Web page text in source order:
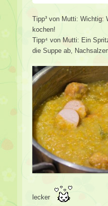
Tipp³ von Mutti: Wichtig:
kochen!
Tipp⁴ von Mutti: Ein
die Suppe ab,
lecker